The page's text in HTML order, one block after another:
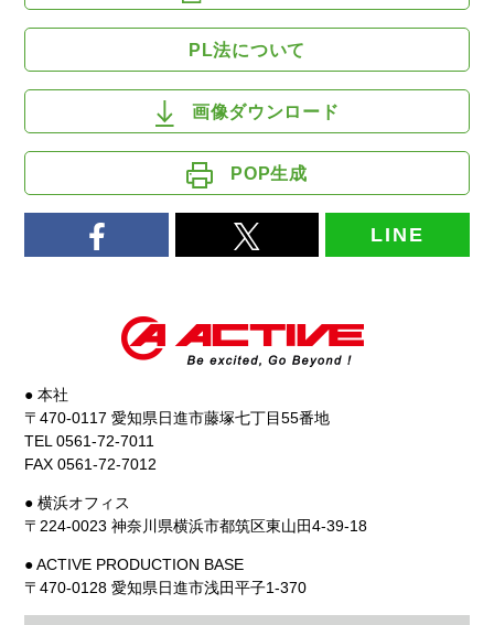
PL法について
画像ダウンロード
POP生成
LINE
● 本社
〒470-0117 愛知県日進市藤塚七丁目55番地
TEL 0561-72-7011
FAX 0561-72-7012
● 横浜オフィス
〒224-0023 神奈川県横浜市都筑区東山田4-39-18
● ACTIVE PRODUCTION BASE
〒470-0128 愛知県日進市浅田平子1-370